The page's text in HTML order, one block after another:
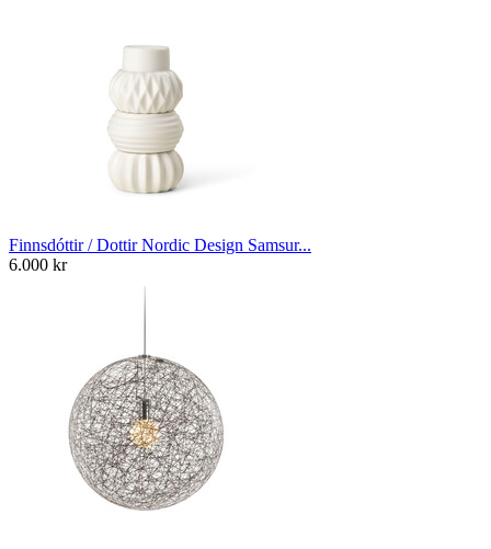
Finnsdóttir / Dottir Nordic Design Samsur...
6.000 kr